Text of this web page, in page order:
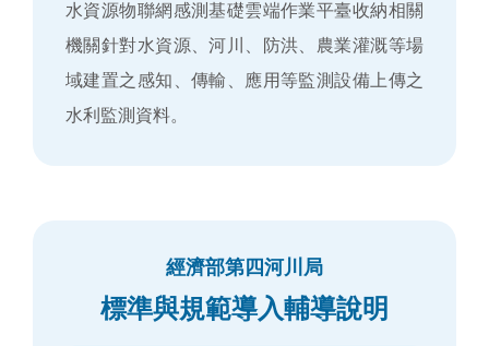
水資源物聯網感測基礎雲端作業平臺收納相關
機關針對水資源、河川、防洪、農業灌溉等場
域建置之感知、傳輸、應用等監測設備上傳之
水利監測資料。
經濟部第四河川局
標準與規範導入輔導說明